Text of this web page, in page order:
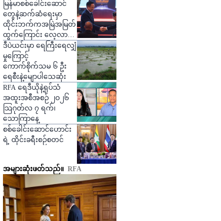
ဒဏ်ရာရ
မြန်မာစစ်ခေါင်းဆောင်
တွေနဲ့ဆက်ဆံရေးမှာ
ထိုင်းဘက်ကအမြဲအမြတ်
ထွက်ကြောင်း လေ့လာသူ
တွေပြော
ဒီပဲယင်းမှာ ရေကြီးရေလျှံ
မှုကြောင့်
ကောက်စိုက်သမ ၆ ဦး
ရေစီးနဲ့မျောပါသေဆုံး
RFA ရေဒီယိုနဲ့ရုပ်သံ
အထူးအစီအစဉ် ၂ဝ၂၆
သြဂုတ်လ ၇ ရက်၊
သောကြာနေ့
စစ်ခေါင်းဆောင်ဟောင်း
ရဲ့ ထိုင်းခရီးစဉ်စတင်
အများဆုံးဖတ်သည်။ RFA